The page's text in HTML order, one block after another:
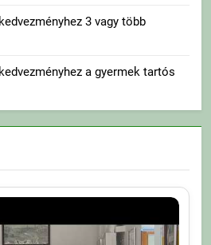
3 vagy több
a gyermek tartós